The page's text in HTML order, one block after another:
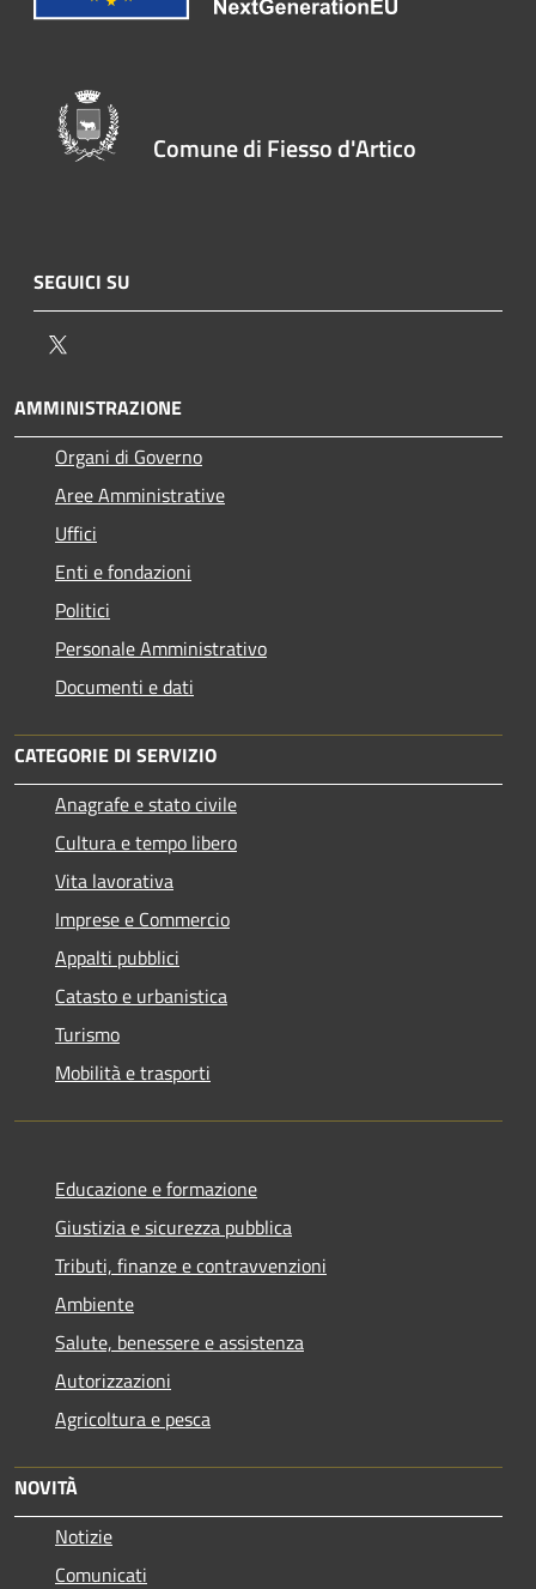
Comune di Fiesso d'Artico
SEGUICI SU
AMMINISTRAZIONE
Organi di Governo
Aree Amministrative
Uffici
Enti e fondazioni
Politici
Personale Amministrativo
Documenti e dati
CATEGORIE DI SERVIZIO
Anagrafe e stato civile
Cultura e tempo libero
Vita lavorativa
Imprese e Commercio
Appalti pubblici
Catasto e urbanistica
Turismo
Mobilità e trasporti
Educazione e formazione
Giustizia e sicurezza pubblica
Tributi, finanze e contravvenzioni
Ambiente
Salute, benessere e assistenza
Autorizzazioni
Agricoltura e pesca
NOVITÀ
Notizie
Comunicati